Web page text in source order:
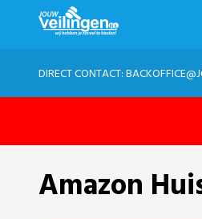
DIRECT CONTACT:
Amazon